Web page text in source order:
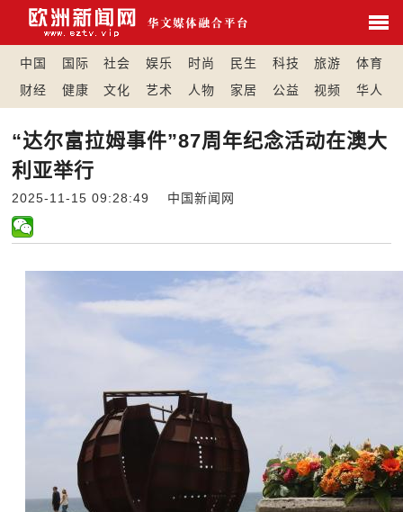
中国 国际 社会 娱乐 时尚 民生 科技 旅游
体育
财经
健康 文化 艺术 人物 家居 公益 视频 华人
“达尔富拉姆事件”87周年纪念活动在澳大
利亚举行
2025-11-15 09:28:49 中国新闻网